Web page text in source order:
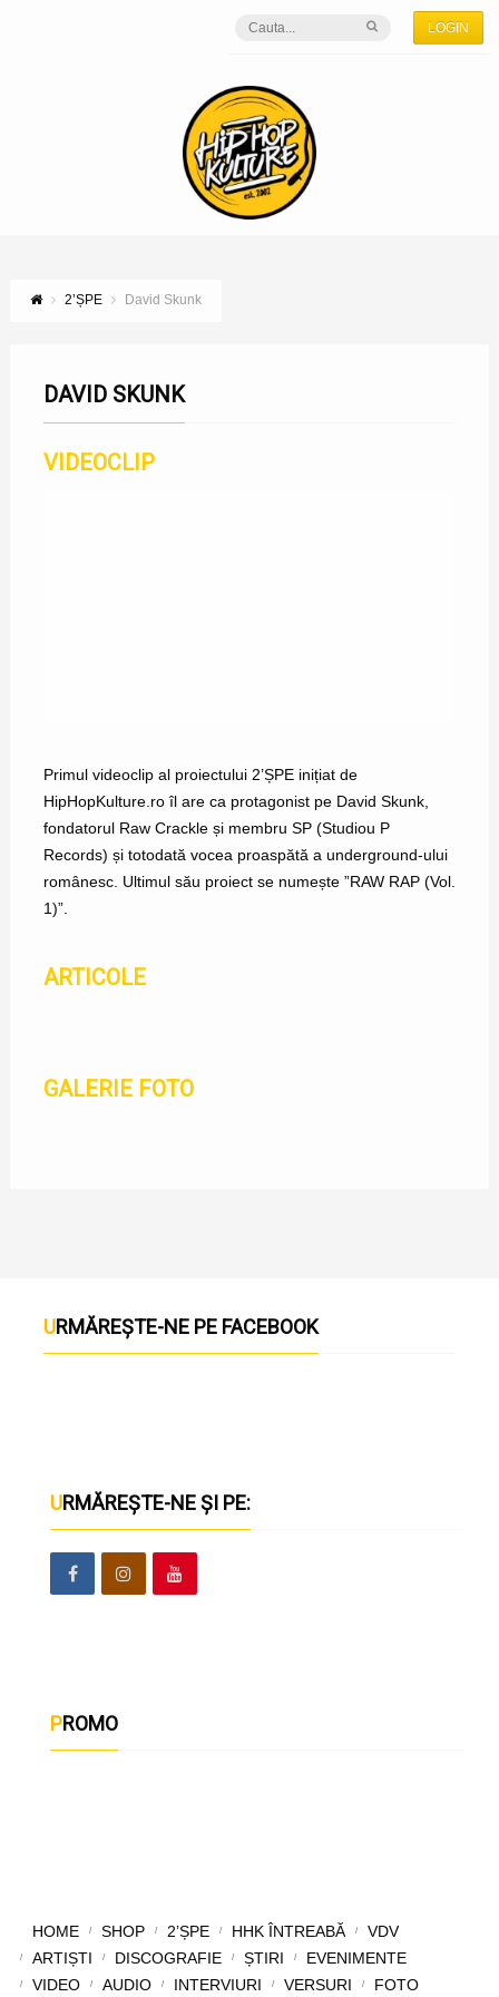
LOGIN
2’ȘPE David Skunk
DAVID SKUNK
VIDEOCLIP
Primul videoclip al proiectului 2’ȘPE inițiat de
HipHopKulture.ro îl are ca protagonist pe David Skunk,
fondatorul Raw Crackle și membru SP (Studiou P
Records) și totodată vocea proaspătă a underground-ului
românesc. Ultimul său proiect se numește ”RAW RAP (Vol.
1)”.
ARTICOLE
GALERIE FOTO
URMĂREȘTE-NE PE FACEBOOK
URMĂREȘTE-NE ȘI PE:
PROMO
HOME SHOP 2’ȘPE HHK ÎNTREABĂ
VDV
ARTIȘTI
DISCOGRAFIE ȘTIRI
EVENIMENTE
VIDEO
AUDIO INTERVIURI VERSURI FOTO